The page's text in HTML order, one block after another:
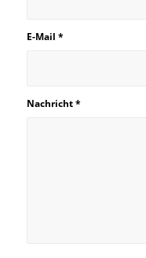
E-Mail *
Nachricht*